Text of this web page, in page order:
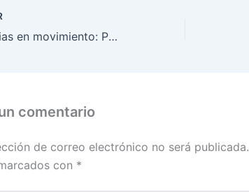
Neurociencias en movimiento: PERCUSIÓN CORPORAL INTERACTIVA
comentario
de correo electrónico no será publicada.
con *